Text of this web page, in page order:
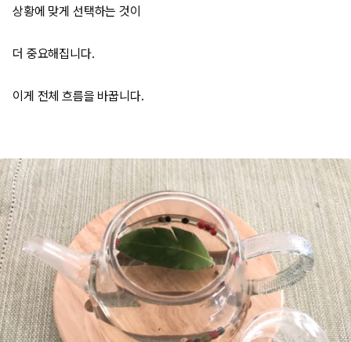
상황에 맞게 선택하는 것이
더 중요해집니다.
이게 전체 흐름을 바꿉니다.